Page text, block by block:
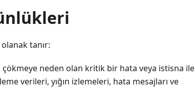
tanır:
çökmeye neden olan kritik bir hata veya istisna ile
verileri, yığın izlemeleri, hata mesajları ve